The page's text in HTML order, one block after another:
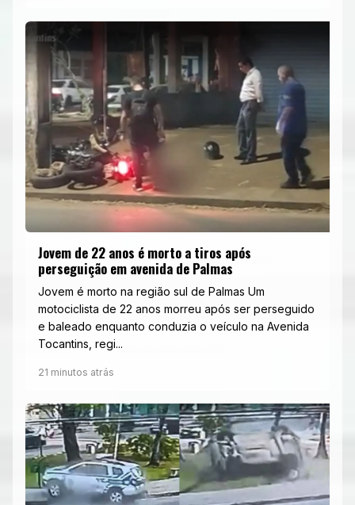
Jovem de 22 anos é morto a tiros após
perseguição em avenida de Palmas
Jovem é morto na região sul de Palmas Um
motociclista de 22 anos morreu após ser perseguido
e baleado enquanto conduzia o veículo na Avenida
Tocantins, regi...
21 minutos atrás